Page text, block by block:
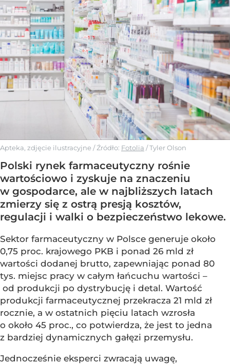
Apteka, zdjęcie ilustracyjne / Źródło: Fotolia /Tyler Olson
Polski rynek farmaceutyczny rośnie
wartościowo i zyskuje na znaczeniu
w gospodarce, ale w najbliższych latach
zmierzy się z ostrą presją kosztów,
regulacji i walki o bezpieczeństwo lekowe.
Sektor farmaceutyczny w Polsce generuje około
0,75 proc. krajowego PKB i ponad 26 mld zł
wartości dodanej brutto, zapewniając ponad 80
tys. miejsc pracy w całym łańcuchu wartości –
od produkcji po dystrybucję i detal. Wartość
produkcji farmaceutycznej przekracza 21 mld zł
rocznie, a w ostatnich pięciu latach wzrosła
o około 45 proc., co potwierdza, że jest to jedna
z bardziej dynamicznych gałęzi przemysłu.
Jednocześnie eksperci zwracają uwagę,